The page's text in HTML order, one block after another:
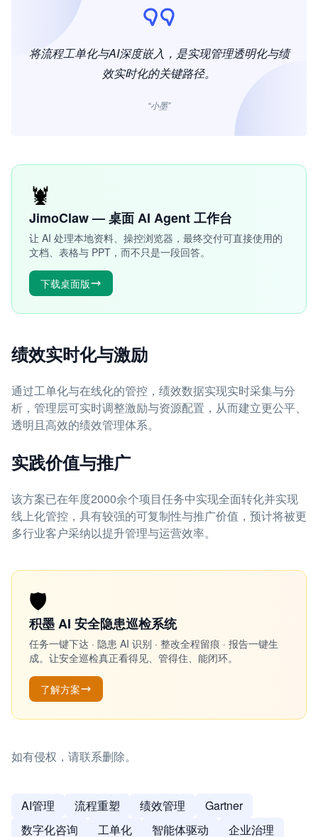
将流程工单化与AI深度嵌入，是实现管理透明化与绩
效实时化的关键路径。
“小墨”
🦞
JimoClaw — 桌面 AI Agent 工作台
让 AI 处理本地资料、操控浏览器，最终交付可直接使用的
文档、表格与 PPT，而不只是一段回答。
下载桌面版
绩效实时化与激励
通过工单化与在线化的管控，绩效数据实现实时采集与分
析，管理层可实时调整激励与资源配置，从而建立更公平、
透明且高效的绩效管理体系。
实践价值与推广
该方案已在年度2000余个项目任务中实现全面转化并实现
线上化管控，具有较强的可复制性与推广价值，预计将被更
多行业客户采纳以提升管理与运营效率。
🛡️
积墨 AI 安全隐患巡检系统
任务一键下达 · 隐患 AI 识别 · 整改全程留痕 · 报告一键生
成。让安全巡检真正看得见、管得住、能闭环。
了解方案
如有侵权，请联系删除。
AI管理 流程重塑 绩效管理
Gartner
数字化咨询
工单化 智能体驱动
企业治理